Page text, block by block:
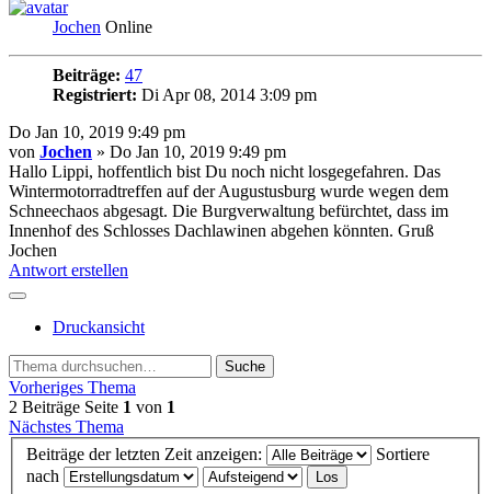
Jochen Online
Beiträge: 47
Registriert: Di Apr 08, 2014 3:09 pm
Do Jan 10, 2019 9:49 pm
von Jochen » Do Jan 10, 2019 9:49 pm
Hallo Lippi, hoffentlich bist Du noch nicht losgegefahren. Das
Wintermotorradtreffen auf der Augustusburg wurde wegen dem
Schneechaos abgesagt. Die Burgverwaltung befürchtet, dass im
Innenhof des Schlosses Dachlawinen abgehen könnten. Gruß
Jochen
Antwort erstellen
Druckansicht
Suche
Vorheriges Thema
2 Beiträge Seite 1 von 1
Nächstes Thema
Beiträge der letzten Zeit anzeigen:
Sortiere
nach